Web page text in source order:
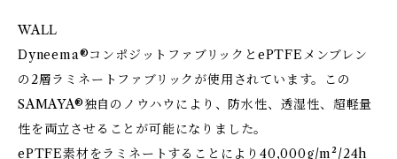
WALL
Dyneema®コンポジットファブリックとePTFEメンブレン
の2層ラミネートファブリックが使用されています。この
SAMAYA®独自のノウハウにより、防水性、透湿性、超軽量
性を両立させることが可能になりました。
ePTFE素材をラミネートすることにより40,000g/m²/24h